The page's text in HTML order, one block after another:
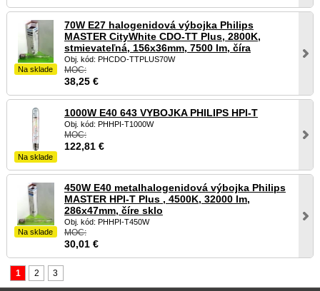
Na sklade
70W E27 halogenidová výbojka Philips
MASTER CityWhite CDO-TT Plus, 2800K,
stmievateľná, 156x36mm, 7500 lm, číra
Obj. kód: PHCDO-TTPLUS70W
MOC:
38,25€
Na sklade
1000W E40 643 VYBOJKA PHILIPS HPI-T
Obj. kód: PHHPI-T1000W
MOC:
122,81€
Na sklade
450W E40 metalhalogenidová výbojka Philips
MASTER HPI-T Plus , 4500K, 32000 lm,
286x47mm, číre sklo
Obj. kód: PHHPI-T450W
MOC:
30,01€
1 2 3